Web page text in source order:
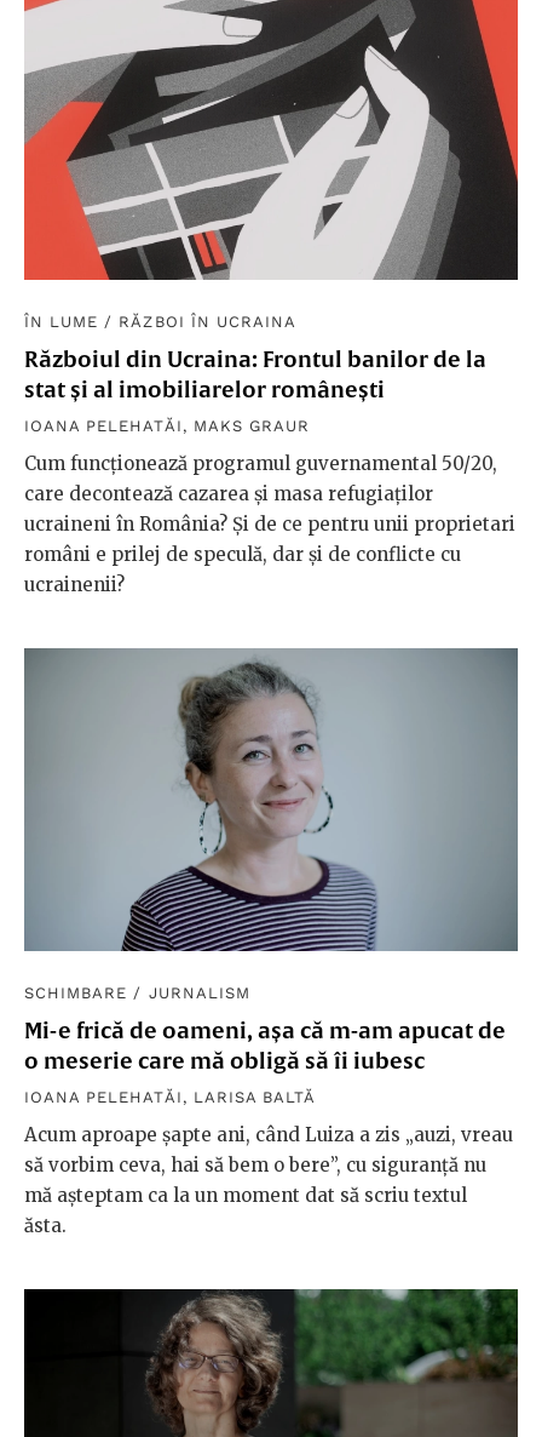
ÎN LUME / RĂZBOI ÎN UCRAINA
Războiul din Ucraina: Frontul banilor de la
stat și al imobiliarelor românești
IOANA PELEHATĂI , MAKS GRAUR
Cum funcționează programul guvernamental 50/20,
care decontează cazarea și masa refugiaților
ucraineni în România? Și de ce pentru unii proprietari
români e prilej de speculă, dar și de conflicte cu
ucrainenii?
SCHIMBARE / JURNALISM
Mi-e frică de oameni, așa că m-am apucat de
o meserie care mă obligă să îi iubesc
IOANA PELEHATĂI , LARISA BALTĂ
Acum aproape șapte ani, când Luiza a zis „auzi, vreau
să vorbim ceva, hai să bem o bere”, cu siguranță nu
mă așteptam ca la un moment dat să scriu textul
ăsta.